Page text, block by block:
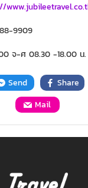
9909
จ-ศ 08.30 -18.00 น.
Send Share
Mail